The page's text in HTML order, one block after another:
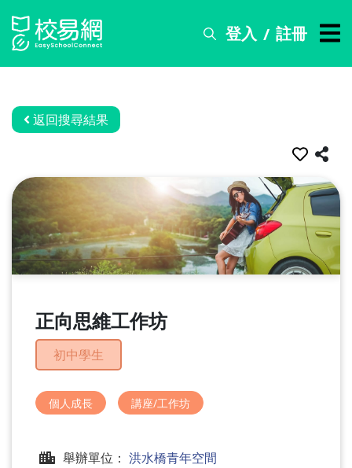
登入 / 註冊
搜
務
資
訊
關
於
我
返回搜尋結果
正向思維工作坊
初中學生
個人成長 講座/工作坊
舉辦單位： 洪水橋青年空間